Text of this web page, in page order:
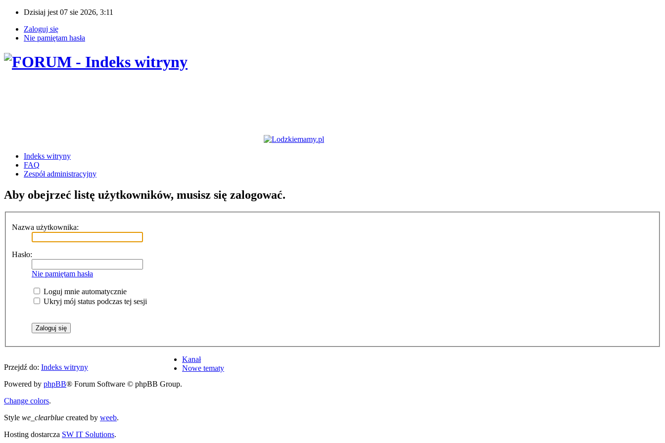
Dzisiaj jest 07 sie 2026, 3:11
Zaloguj się
Nie pamiętam hasła
Indeks witryny
FAQ
Zespół administracyjny
Aby obejrzeć listę użytkowników, musisz się zalogować.
Nazwa użytkownika:
Hasło:
Nie pamiętam hasła
Loguj mnie automatycznie
Ukryj mój status podczas tej sesji
Przejdź do: Indeks witryny
Powered by phpBB® Forum Software © phpBB Group.
Change colors.
Style we_clearblue created by weeb.
Hosting dostarcza SW IT Solutions.
Kanał
Nowe tematy